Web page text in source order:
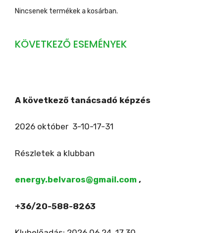
Nincsenek termékek a kosárban.
KÖVETKEZŐ ESEMÉNYEK
A következő tanácsadó képzés
2026 október 3-10-17-31
Részletek a klubban
energy.belvaros@gmail.com ,
+36/20-588-8263